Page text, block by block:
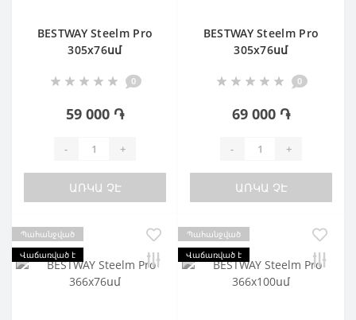
BESTWAY Steelm Pro
305х76սմ
0
59 000 ֏
- +
ԱՌԿԱ ՉԷ
BESTWAY Steelm Pro
305х76սմ
0
69 000 ֏
- +
ԱՌԿԱ ՉԷ
Պահանջված
Վաճառված է
Պահանջված
Վաճառված է